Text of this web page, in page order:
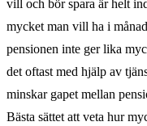
vill och bör spara är helt
mycket man vill ha i
pensionen inte ger lika
det oftast med hjälp av
minskar gapet mellan
Bästa sättet att veta hur